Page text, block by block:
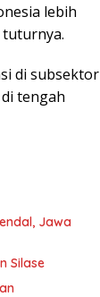
lebih
tuturnya.
di subsektor
tengah
Jawa
Silase